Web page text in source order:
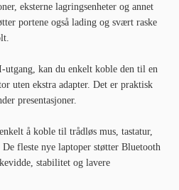
eksterne lagringsenheter og annet
portene også lading og svært raske
kan du enkelt koble den til en
uten ekstra adapter. Det er praktisk
presentasjoner.
å koble til trådløs mus, tastatur,
fleste nye laptoper støtter Bluetooth
stabilitet og lavere